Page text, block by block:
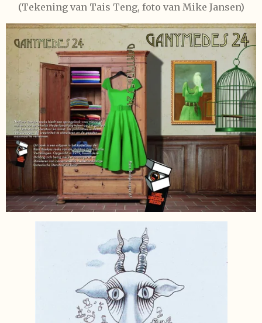
(Tekening van Tais Teng, foto van Mike Jansen)